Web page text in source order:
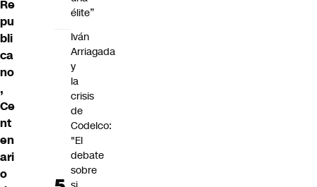
Re
pu
bli
ca
no
,
Ce
nt
en
ari
o
élite”
Iván
Arriagada
y
la
crisis
de
Codelco:
"El
debate
sobre